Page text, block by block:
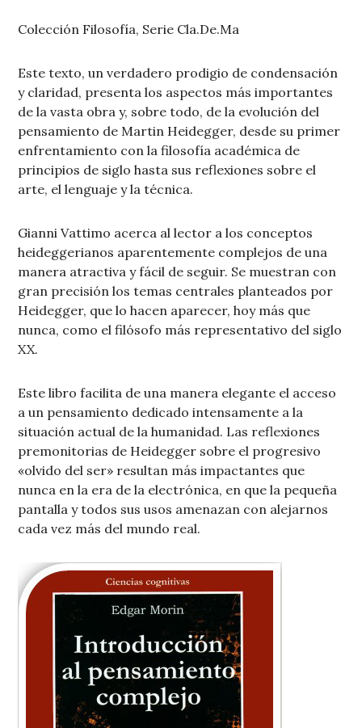
Colección Filosofía, Serie Cla.De.Ma
Este texto, un verdadero prodigio de condensación
y claridad, presenta los aspectos más importantes
de la vasta obra y, sobre todo, de la evolución del
pensamiento de Martin Heidegger, desde su primer
enfrentamiento con la filosofía académica de
principios de siglo hasta sus reflexiones sobre el
arte, el lenguaje y la técnica.
Gianni Vattimo acerca al lector a los conceptos
heideggerianos aparentemente complejos de una
manera atractiva y fácil de seguir. Se muestran con
gran precisión los temas centrales planteados por
Heidegger, que lo hacen aparecer, hoy más que
nunca, como el filósofo más representativo del siglo
XX.
Este libro facilita de una manera elegante el acceso
a un pensamiento dedicado intensamente a la
situación actual de la humanidad. Las reflexiones
premonitorias de Heidegger sobre el progresivo
«olvido del ser» resultan más impactantes que
nunca en la era de la electrónica, en que la pequeña
pantalla y todos sus usos amenazan con alejarnos
cada vez más del mundo real.